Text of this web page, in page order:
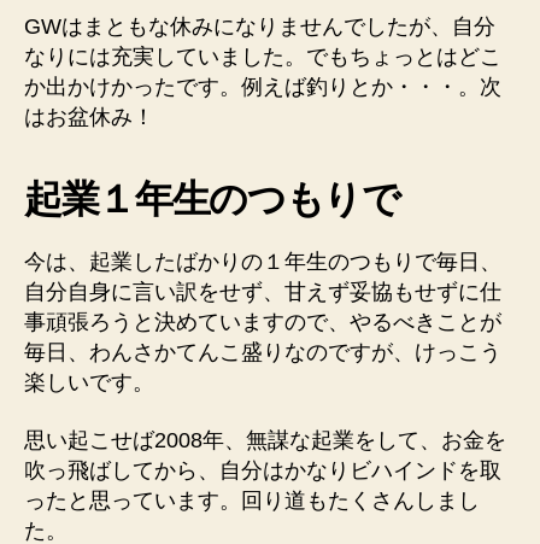
み
ま
で
一
走
り
す！
へ
の
GWはまともな休みになりませんでしたが、自分
なりには充実していました。でもちょっとはどこ
か出かけかったです。例えば釣りとか・・・。次
はお盆休み！
起業１年生のつもりで
今は、起業したばかりの１年生のつもりで毎日、
自分自身に言い訳をせず、甘えず妥協もせずに仕
事頑張ろうと決めていますので、やるべきことが
毎日、わんさかてんこ盛りなのですが、けっこう
楽しいです。
思い起こせば2008年、無謀な起業をして、お金を
吹っ飛ばしてから、自分はかなりビハインドを取
ったと思っています。回り道もたくさんしまし
た。